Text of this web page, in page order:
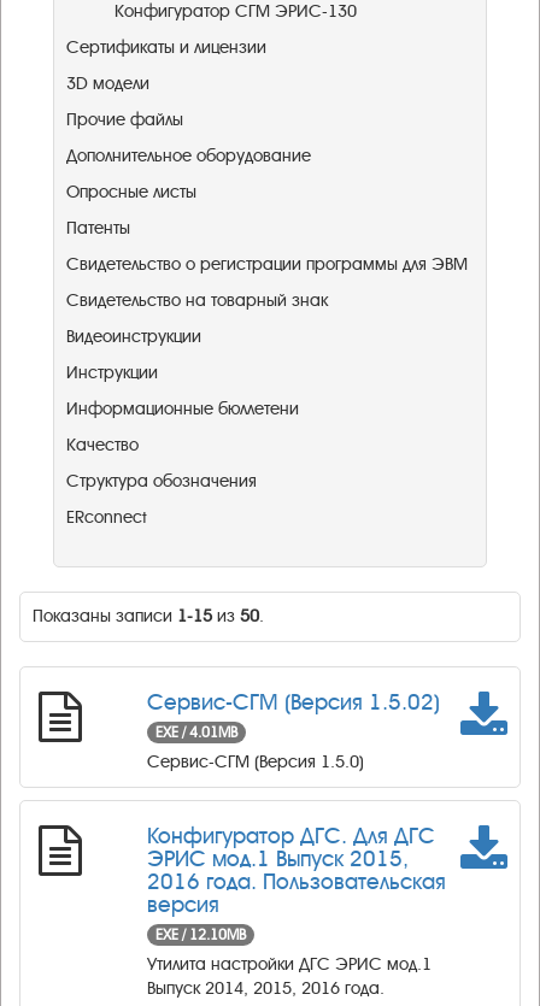
Конфигуратор СГМ ЭРИС-130
Сертификаты и лицензии
3D модели
Прочие файлы
Дополнительное оборудование
Опросные листы
Патенты
Свидетельство о регистрации программы для ЭВМ
Свидетельство на товарный знак
Видеоинструкции
Инструкции
Информационные бюллетени
Качество
Структура обозначения
ERconnect
Показаны записи 1-15из 50.
Сервис-СГМ (Версия 1.5.02)
EXE / 4.01MB
Сервис-СГМ (Версия 1.5.0)
Конфигуратор ДГС. Для ДГС
ЭРИС мод.1 Выпуск 2015,
2016 года. Пользовательская
версия
EXE / 12.10MB
Утилита настройки ДГС ЭРИС мод.1
Выпуск 2014, 2015, 2016 года.